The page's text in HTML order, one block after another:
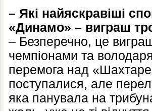
– Які найяскравіші
«Динамо» – виграш
– Безперечно, це
чемпіонами та
перемога над
поступалися, але
яка панувала на